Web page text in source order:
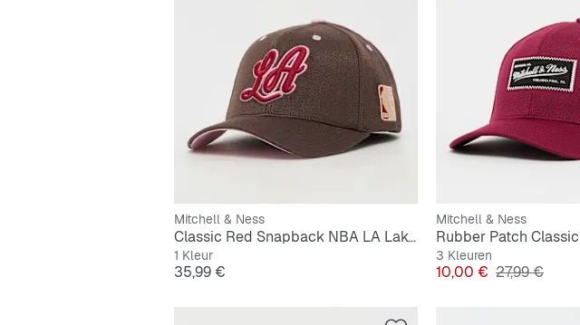
Mitchell & Ness
Classic Red Snapback NBA LA Lakers
1 Kleur
Prijs
35,99 €
Mitchell & Ness
3 Kleuren
Prijs
10,00 € Originele Prijs
27,99 €